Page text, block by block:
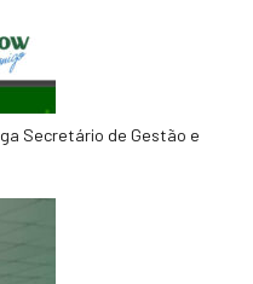
Secretário de Gestão e